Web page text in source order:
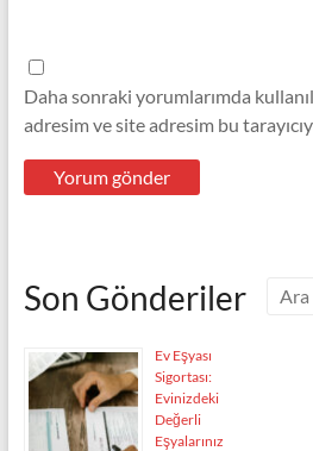
Daha sonraki yorumlarımda
adresim ve site adresim bu
Son Gönderiler
Ev Eşyası
Sigortası:
Evinizdeki
Değerli
Eşyalarınız